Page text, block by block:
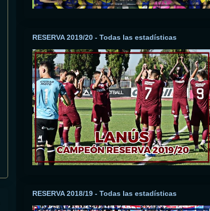
RESERVA 2019/20 - Todas las estadísticas
RESERVA 2018/19 - Todas las estadísticas